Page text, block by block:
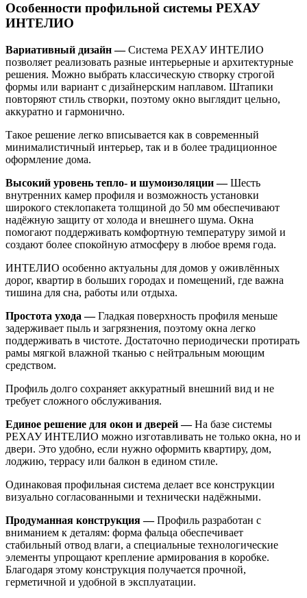
Особенности профильной системы РЕХАУ
ИНТЕЛИО
Вариативный дизайн —Система РЕХАУ ИНТЕЛИО
позволяет реализовать разные интерьерные и архитектурные
решения. Можно выбрать классическую створку строгой
формы или вариант с дизайнерским наплавом. Штапики
повторяют стиль створки, поэтому окно выглядит цельно,
аккуратно и гармонично.
Такое решение легко вписывается как в современный
минималистичный интерьер, так и в более традиционное
оформление дома.
Высокий уровень тепло- и шумоизоляции —Шесть
внутренних камер профиля и возможность установки
широкого стеклопакета толщиной до 50 мм обеспечивают
надёжную защиту от холода и внешнего шума. Окна
помогают поддерживать комфортную температуру зимой и
создают более спокойную атмосферу в любое время года.
ИНТЕЛИО особенно актуальны для домов у оживлённых
дорог, квартир в больших городах и помещений, где важна
тишина для сна, работы или отдыха.
Простота ухода —Гладкая поверхность профиля меньше
задерживает пыль и загрязнения, поэтому окна легко
поддерживать в чистоте. Достаточно периодически протирать
рамы мягкой влажной тканью с нейтральным моющим
средством.
Профиль долго сохраняет аккуратный внешний вид и не
требует сложного обслуживания.
Единое решение для окон и дверей —На базе системы
РЕХАУ ИНТЕЛИО можно изготавливать не только окна, но и
двери. Это удобно, если нужно оформить квартиру, дом,
лоджию, террасу или балкон в едином стиле.
Одинаковая профильная система делает все конструкции
визуально согласованными и технически надёжными.
Продуманная конструкция —Профиль разработан с
вниманием к деталям: форма фальца обеспечивает
стабильный отвод влаги, а специальные технологические
элементы упрощают крепление армирования в коробке.
Благодаря этому конструкция получается прочной,
герметичной и удобной в эксплуатации.